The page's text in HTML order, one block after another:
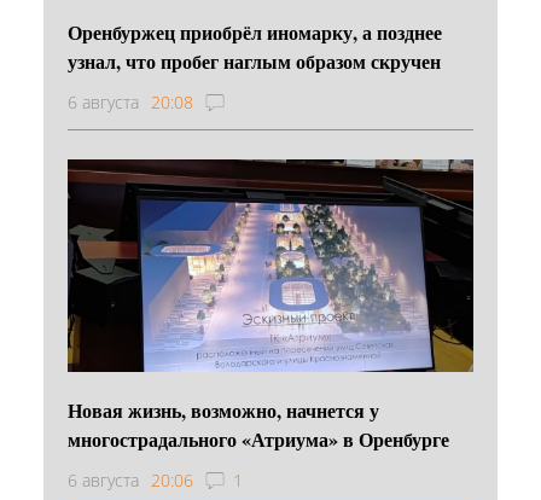
Оренбуржец приобрёл иномарку, а позднее
узнал, что пробег наглым образом скручен
6 августа 20:08
Новая жизнь, возможно, начнется у
многострадального «Атриума» в Оренбурге
6 августа 20:06 1